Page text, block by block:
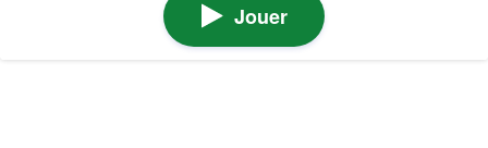
Jouer